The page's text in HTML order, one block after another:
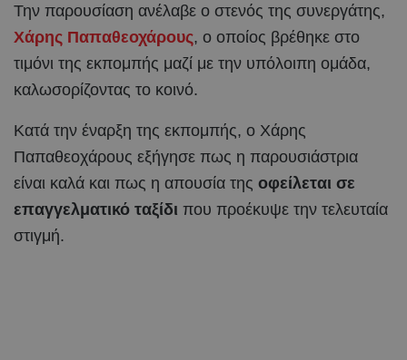
Την παρουσίαση ανέλαβε ο στενός της συνεργάτης,
Χάρης Παπαθεοχάρους, ο οποίος βρέθηκε στο
τιμόνι της εκπομπής μαζί με την υπόλοιπη ομάδα,
καλωσορίζοντας το κοινό.
Κατά την έναρξη της εκπομπής, ο Χάρης
Παπαθεοχάρους εξήγησε πως η παρουσιάστρια
είναι καλά και πως η απουσία της οφείλεται σε
επαγγελματικό ταξίδι που προέκυψε την τελευταία
στιγμή.